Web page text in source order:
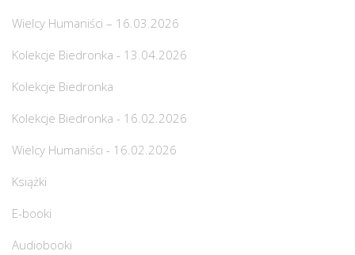
Wielcy Humaniści – 16.03.2026
Kolekcje Biedronka - 13.04.2026
Kolekcje Biedronka
Kolekcje Biedronka - 16.02.2026
Wielcy Humaniści - 16.02.2026
Książki
E-booki
Audiobooki